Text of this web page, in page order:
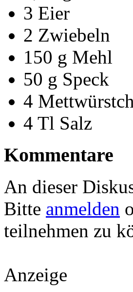
3 Eier
2 Zwiebeln
150 g Mehl
50 g Speck
4
4 Tl Salz
Kommentare
An dieser
Bitte anmelden
teilnehmen zu
Anzeige